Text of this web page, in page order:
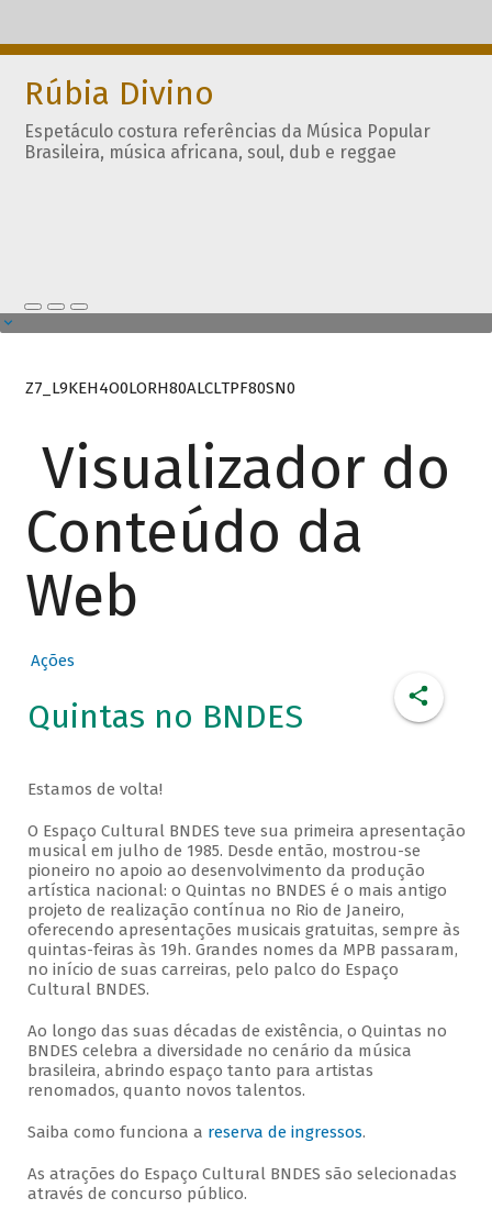
Rúbia Divino
Espetáculo costura referências da Música Popular
Brasileira, música africana, soul, dub e reggae
Z7_L9KEH4O0LORH80ALCLTPF80SN0
Visualizador do
Conteúdo da
Web
Ações
Quintas no BNDES
Estamos de volta!
O Espaço Cultural BNDES teve sua primeira apresentação
musical em julho de 1985. Desde então, mostrou-se
pioneiro no apoio ao desenvolvimento da produção
artística nacional: o Quintas no BNDES é o mais antigo
projeto de realização contínua no Rio de Janeiro,
oferecendo apresentações musicais gratuitas, sempre às
quintas-feiras às 19h. Grandes nomes da MPB passaram,
no início de suas carreiras, pelo palco do Espaço
Cultural BNDES.
Ao longo das suas décadas de existência, o Quintas no
BNDES celebra a diversidade no cenário da música
brasileira, abrindo espaço tanto para artistas
renomados, quanto novos talentos.
Saiba como funciona a reserva de ingressos.
As atrações do Espaço Cultural BNDES são selecionadas
através de concurso público.